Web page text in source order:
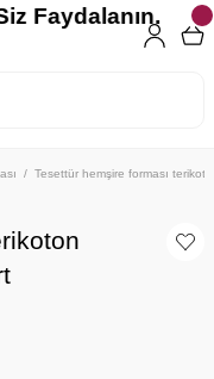
Tesettür hemşire forması
Faydalanın.